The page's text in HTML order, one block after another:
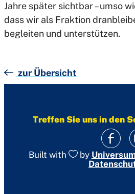
Jahre später sichtbar – umso
dass wir als Fraktion
begleiten und unterstützen.
zur Übersicht
Treffen Sie uns in den
Built with by